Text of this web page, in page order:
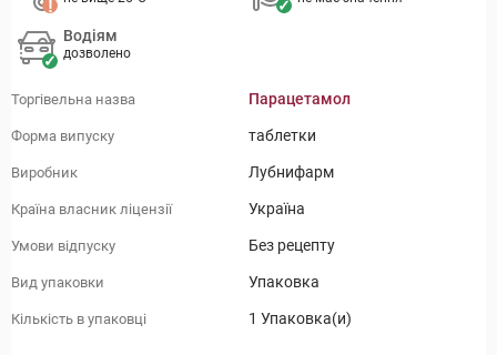
Водіям
дозволено
Торгівельна назва Парацетамол
Форма випуску таблетки
Виробник Лубнифарм
Країна власник ліцензії Україна
Умови відпуску Без рецепту
Вид упаковки Упаковка
Кількість в упаковці 1 Упаковка(и)